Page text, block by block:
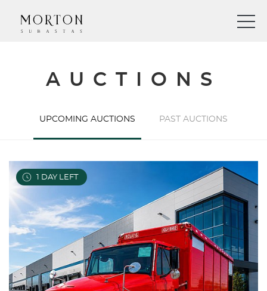
AUCTIONS
UPCOMING AUCTIONS PAST AUCTIONS
DAY LEFT